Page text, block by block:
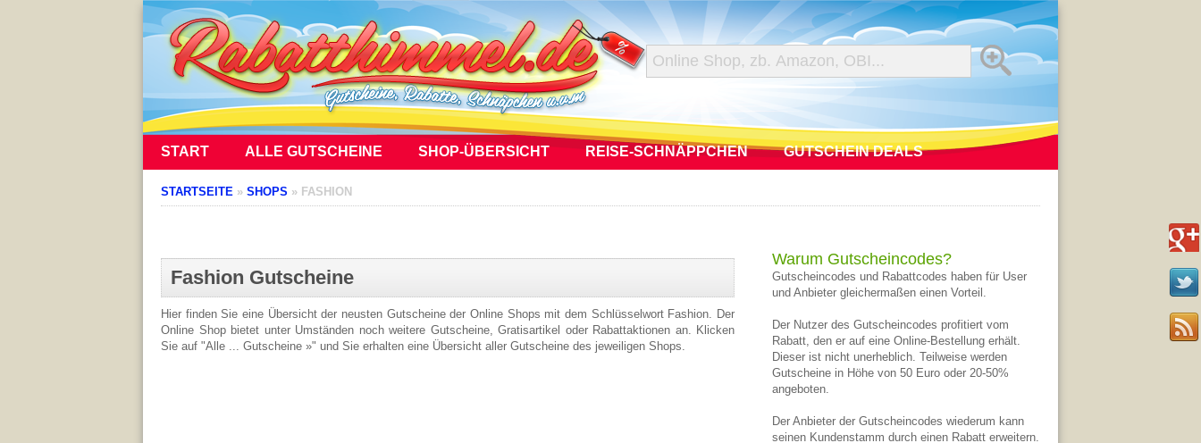
START ALLE GUTSCHEINE SHOP-ÜBERSICHT REISE-SCHNÄPPCHEN GUTSCHEIN DEALS
STARTSEITE » SHOPS » FASHION
Fashion Gutscheine
Hier finden Sie eine Übersicht der neusten Gutscheine der Online Shops mit dem Schlüsselwort Fashion. Der
Online Shop bietet unter Umständen noch weitere Gutscheine, Gratisartikel oder Rabattaktionen an. Klicken
Sie auf "Alle ... Gutscheine »" und Sie erhalten eine Übersicht aller Gutscheine des jeweiligen Shops.
Warum Gutscheincodes?
Gutscheincodes und Rabattcodes haben für User
und Anbieter gleichermaßen einen Vorteil.
Der Nutzer des Gutscheincodes profitiert vom
Rabatt, den er auf eine Online-Bestellung erhält.
Dieser ist nicht unerheblich. Teilweise werden
Gutscheine in Höhe von 50 Euro oder 20-50%
angeboten.
Der Anbieter der Gutscheincodes wiederum kann
seinen Kundenstamm durch einen Rabatt erweitern.